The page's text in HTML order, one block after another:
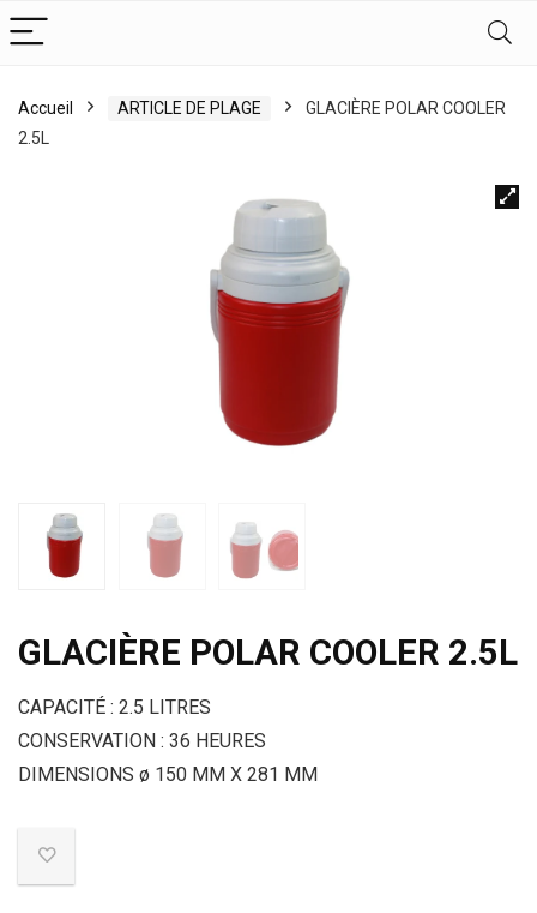
Accueil ARTICLE DE PLAGE
GLACIÈRE POLAR COOLER
2.5L
GLACIÈRE POLAR COOLER 2.5L
CAPACITÉ : 2.5 LITRES
CONSERVATION : 36 HEURES
DIMENSIONS ø 150 MM X 281 MM